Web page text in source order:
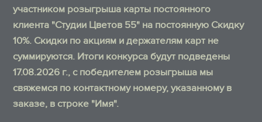
участником розыгрыша карты постоянного
клиента "Студии Цветов 55" на постоянную Скидку
10%. Скидки по акциям и держателям карт не
суммируются. Итоги конкурса будут подведены
17.08.2026 г., с победителем розыгрыша мы
свяжемся по контактному номеру, указанному в
заказе, в строке "Имя".